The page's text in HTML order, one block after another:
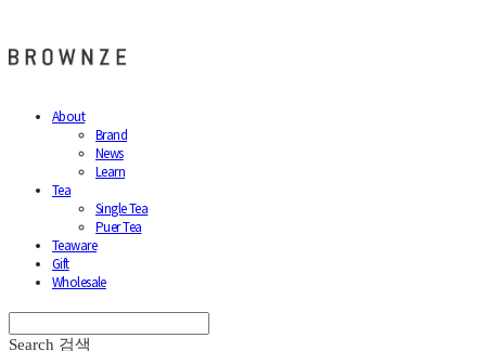
About
Brand
News
Learn
Tea
Single Tea
Puer Tea
Teaware
Gift
Wholesale
Search 검색